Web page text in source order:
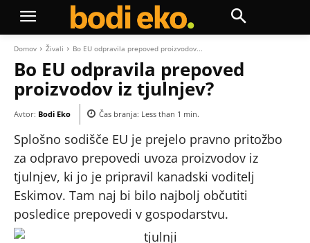
Domov Živali Bo EU odpravila prepoved proizvodov...
Bo EU odpravila prepoved
proizvodov iz tjulnjev?
Avtor: Bodi Eko Čas branja: Less than 1 min.
Splošno sodišče EU je prejelo pravno pritožbo
za odpravo prepovedi uvoza proizvodov iz
tjulnjev, ki jo je pripravil kanadski voditelj
Eskimov. Tam naj bi bilo najbolj občutiti
posledice prepovedi v gospodarstvu.